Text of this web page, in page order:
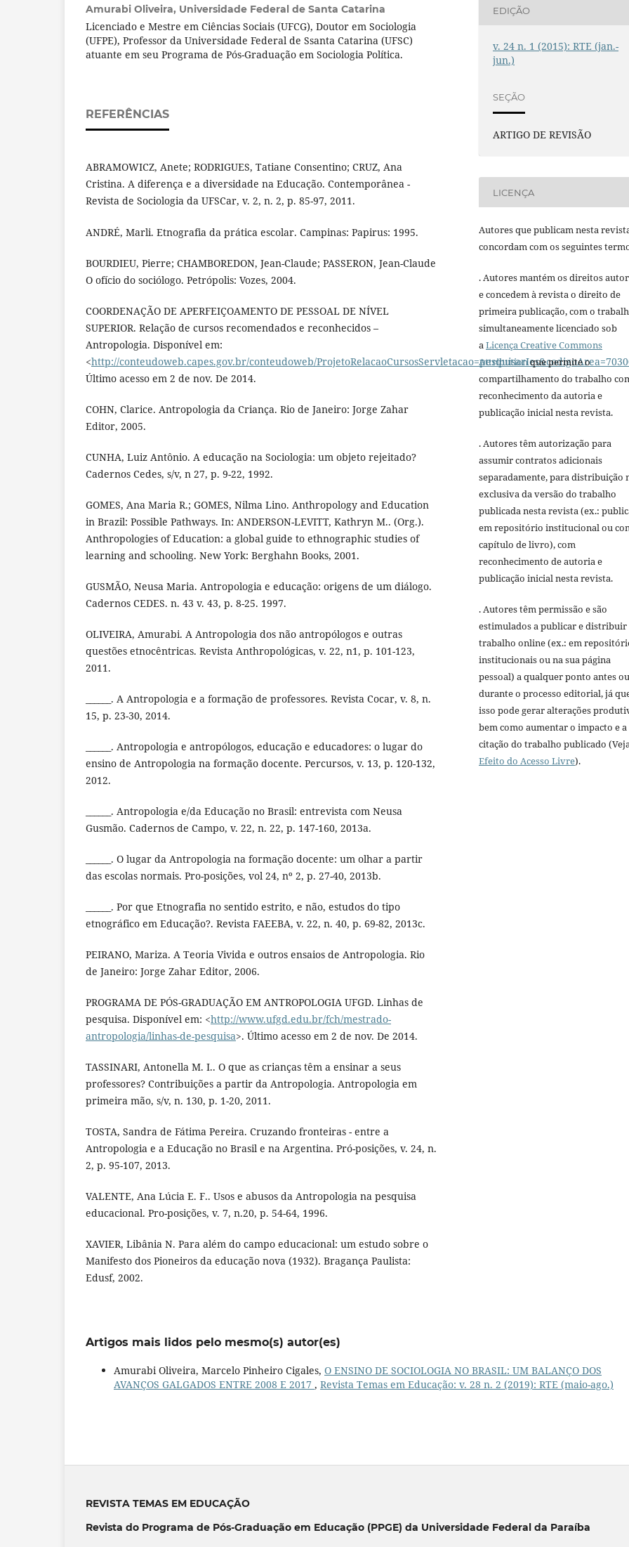
Amurabi Oliveira, Universidade Federal de Santa Catarina
Licenciado e Mestre em Ciências Sociais (UFCG), Doutor em Sociologia
(UFPE), Professor da Universidade Federal de Ssanta Catarina (UFSC)
atuante em seu Programa de Pós-Graduação em Sociologia Política.
REFERÊNCIAS
ABRAMOWICZ, Anete; RODRIGUES, Tatiane Consentino; CRUZ, Ana
Cristina. A diferença e a diversidade na Educação. Contemporânea -
Revista de Sociologia da UFSCar, v. 2, n. 2, p. 85-97, 2011.
ANDRÉ, Marli. Etnografia da prática escolar. Campinas: Papirus: 1995.
BOURDIEU, Pierre; CHAMBOREDON, Jean-Claude; PASSERON, Jean-Claude
O ofício do sociólogo. Petrópolis: Vozes, 2004.
COORDENAÇÃO DE APERFEIÇOAMENTO DE PESSOAL DE NÍVEL
SUPERIOR. Relação de cursos recomendados e reconhecidos –
Antropologia. Disponível em:
<http://conteudoweb.capes.gov.br/conteudoweb/
Último acesso em 2 de nov. De 2014.
COHN, Clarice. Antropologia da Criança. Rio de Janeiro: Jorge Zahar
Editor, 2005.
CUNHA, Luiz Antônio. A educação na Sociologia: um objeto rejeitado?
Cadernos Cedes, s/v, n 27, p. 9-22, 1992.
GOMES, Ana Maria R.; GOMES, Nilma Lino. Anthropology and Education
in Brazil: Possible Pathways. In: ANDERSON-LEVITT, Kathryn M.. (Org.).
Anthropologies of Education: a global guide to ethnographic studies of
learning and schooling. New York: Berghahn Books, 2001.
GUSMÃO, Neusa Maria. Antropologia e educação: origens de um diálogo.
Cadernos CEDES. n. 43 v. 43, p. 8-25. 1997.
OLIVEIRA, Amurabi. A Antropologia dos não antropólogos e outras
questões etnocêntricas. Revista Anthropológicas, v. 22, n1, p. 101-123,
2011.
______. A Antropologia e a formação de professores. Revista Cocar, v. 8, n.
15, p. 23-30, 2014.
______. Antropologia e antropólogos, educação e educadores: o lugar do
ensino de Antropologia na formação docente. Percursos, v. 13, p. 120-132,
2012.
______. Antropologia e/da Educação no Brasil: entrevista com Neusa
Gusmão. Cadernos de Campo, v. 22, n. 22, p. 147-160, 2013a.
______. O lugar da Antropologia na formação docente: um olhar a partir
das escolas normais. Pro-posições, vol 24, nº 2, p. 27-40, 2013b.
______. Por que Etnografia no sentido estrito, e não, estudos do tipo
etnográfico em Educação?. Revista FAEEBA, v. 22, n. 40, p. 69-82, 2013c.
PEIRANO, Mariza. A Teoria Vivida e outros ensaios de Antropologia. Rio
de Janeiro: Jorge Zahar Editor, 2006.
PROGRAMA DE PÓS-GRADUAÇÃO EM ANTROPOLOGIA UFGD. Linhas de
pesquisa. Disponível em: <http://www.ufgd.edu.br/fch/mestrado-
antropologia/linhas-de-pesquisa>. Último acesso em 2 de nov. De 2014.
TASSINARI, Antonella M. I.. O que as crianças têm a ensinar a seus
professores? Contribuições a partir da Antropologia. Antropologia em
primeira mão, s/v, n. 130, p. 1-20, 2011.
TOSTA, Sandra de Fátima Pereira. Cruzando fronteiras - entre a
Antropologia e a Educação no Brasil e na Argentina. Pró-posições, v. 24, n.
2, p. 95-107, 2013.
VALENTE, Ana Lúcia E. F.. Usos e abusos da Antropologia na pesquisa
educacional. Pro-posições, v. 7, n.20, p. 54-64, 1996.
XAVIER, Libânia N. Para além do campo educacional: um estudo sobre o
Manifesto dos Pioneiros da educação nova (1932). Bragança Paulista:
Edusf, 2002.
EDIÇÃO
v. 24 n. 1 (2015): RTE (jan.-
jun.)
SEÇÃO
ARTIGO DE REVISÃO
LICENÇA
Autores que publicam nesta
concordam com os seguintes
. Autores mantém os direitos
e concedem à revista o direito de
primeira publicação, com o
simultaneamente licenciado sob
aLicença Creative Commons
Attributionque permite o
compartilhamento do trabalho
reconhecimento da autoria e
publicação inicial nesta revista.
. Autores têm autorização para
assumir contratos adicionais
separadamente, para distribuição
exclusiva da versão do trabalho
publicada nesta revista (ex.:
em repositório institucional ou
capítulo de livro), com
reconhecimento de autoria e
publicação inicial nesta revista.
. Autores têm permissão e são
estimulados a publicar e distribuir
trabalho online (ex.: em
institucionais ou na sua página
pessoal) a qualquer ponto antes ou
durante o processo editorial, já
isso pode gerar alterações
bem como aumentar o impacto e a
citação do trabalho publicado
Efeito do Acesso Livre).
Artigos mais lidos pelo mesmo(s) autor(es)
Amurabi Oliveira, Marcelo Pinheiro Cigales, O ENSINO DE SOCIOLOGIA NO BRASIL: UM BALANÇO DOS
AVANÇOS GALGADOS ENTRE 2008 E 2017 , Revista Temas em Educação: v. 28 n. 2 (2019): RTE (maio-ago.)
REVISTA TEMAS EM EDUCAÇÃO
Revista do Programa de Pós-Graduação em Educação (PPGE) da Universidade Federal da Paraíba